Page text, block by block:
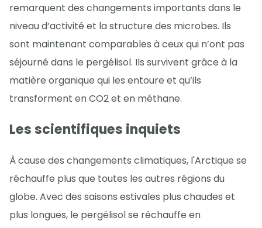
remarquent des changements importants dans le
niveau d’activité et la structure des microbes. Ils
sont maintenant comparables à ceux qui n’ont pas
séjourné dans le pergélisol. Ils survivent grâce à la
matière organique qui les entoure et qu’ils
transforment en CO2 et en méthane.
Les scientifiques inquiets
À cause des changements climatiques, l'Arctique se
réchauffe plus que toutes les autres régions du
globe. Avec des saisons estivales plus chaudes et
plus longues, le pergélisol se réchauffe en